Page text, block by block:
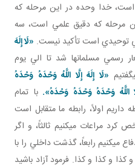
خدا وحده در اين مرحله که
مرحله که دقيق علمي است، سه
توحيدي است تأکيد نيست. «لَا إِلَهَ
رسمي مسلمان ها شد تا الي يوم
«لَا إِلَهَ إِلَّا اللَّهُ وَحْدَهُ وَحْدَهُ‏
اللَّهُ وَحْدَهُ وَحْدَهُ‏ وَحْدَهُ‏».با تمام
اولاً، رابطه ما متقابل است
کرد مراعات مي کنيم ثالثاً، و اگر
کنيم رابعاً، گذشت داخلي را با
و کذا و کذا. فرمود آزاد باشيد